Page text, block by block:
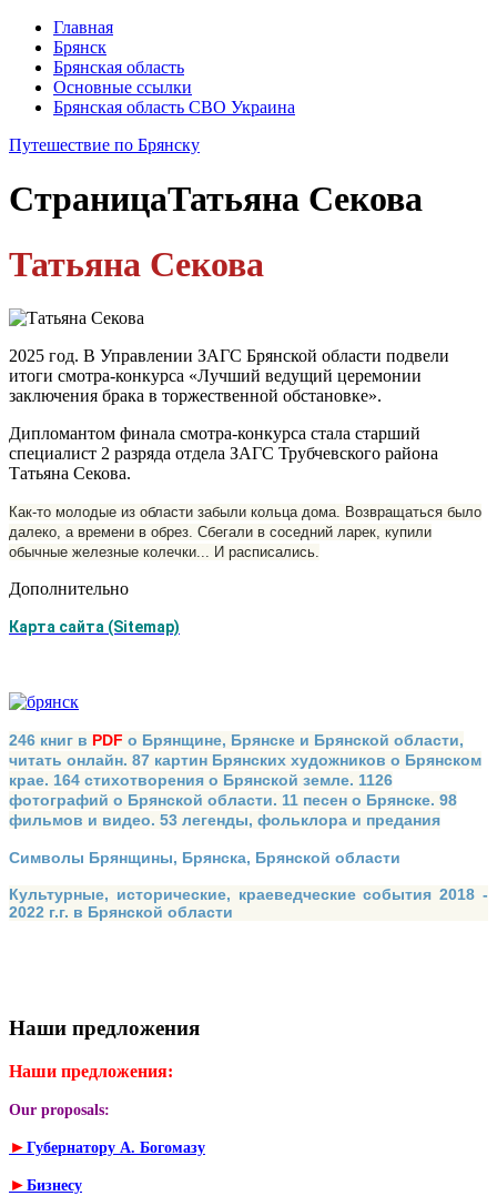
Главная
Брянск
Брянская область
Основные ссылки
Брянская область СВО Украина
Путешествие по Брянску
СтраницаТатьяна Секова
Татьяна Секова
2025 год. В Управлении ЗАГС Брянской области подвели
итоги смотра-конкурса «Лучший ведущий церемонии
заключения брака в торжественной обстановке».
Дипломантом финала смотра-конкурса стала старший
специалист 2 разряда отдела ЗАГС Трубчевского района
Татьяна Секова.
Как-то молодые из области забыли кольца дома. Возвращаться было
дале­ко, а времени в обрез. Сбегали в сосед­ний ларек, купили
обычные железные колечки... И расписались.
Дополнительно
Карта сайта (Sitemap)
246 книг в PDF о Брянщине, Брянске и Брянской области,
читать онлайн. 87 картин Брянских художников о Брянском
крае. 164 стихотворения о Брянской земле. 1126
фотографий о Брянской области. 11 песен о Брянске. 98
фильмов и видео. 53 легенды, фольклора и предания
Символы Брянщины, Брянска, Брянской области
Культурные, исторические, краеведческие события 2018 -
2022 г.г. в Брянской области
Наши предложения
Наши предложения:
Our proposals:
► Губернатору А. Богомазу
► Бизнесу